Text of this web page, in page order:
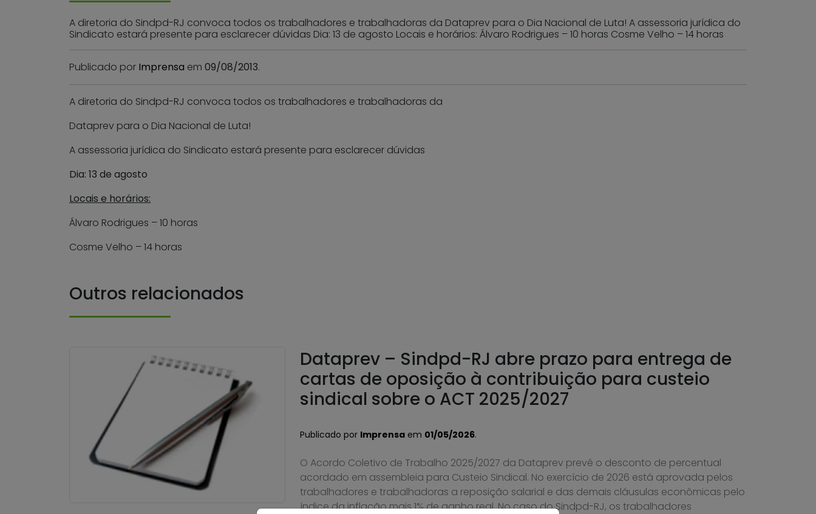
A diretoria do Sindpd-RJ convoca todos os trabalhadores e trabalhadoras da Dataprev para o Dia Nacional de Luta! A assessoria jurídica do
Sindicato estará presente para esclarecer dúvidas Dia: 13 de agosto Locais e horários: Álvaro Rodrigues – 10 horas Cosme Velho – 14 horas
Publicado por Imprensa em 09/08/2013.
A diretoria do Sindpd-RJ convoca todos os trabalhadores e trabalhadoras da
Dataprev para o Dia Nacional de Luta!
A assessoria jurídica do Sindicato estará presente para esclarecer dúvidas
Dia: 13 de agosto
Locais e horários:
Álvaro Rodrigues – 10 horas
Cosme Velho – 14 horas
Outros relacionados
Dataprev – Sindpd-RJ abre prazo para entrega de
cartas de oposição à contribuição para custeio
sindical sobre o ACT 2025/2027
Publicado por Imprensa em 01/05/2026.
O Acordo Coletivo de Trabalho 2025/2027 da Dataprev prevê o desconto de percentual
acordado em assembleia para Custeio Sindical. No exercício de 2026 está aprovada pelos
trabalhadores e trabalhadoras a reposição salarial e das demais cláusulas econômicas pelo
índice da inflação mais 1% de ganho real. No caso do Sindpd-RJ, os trabalhadores